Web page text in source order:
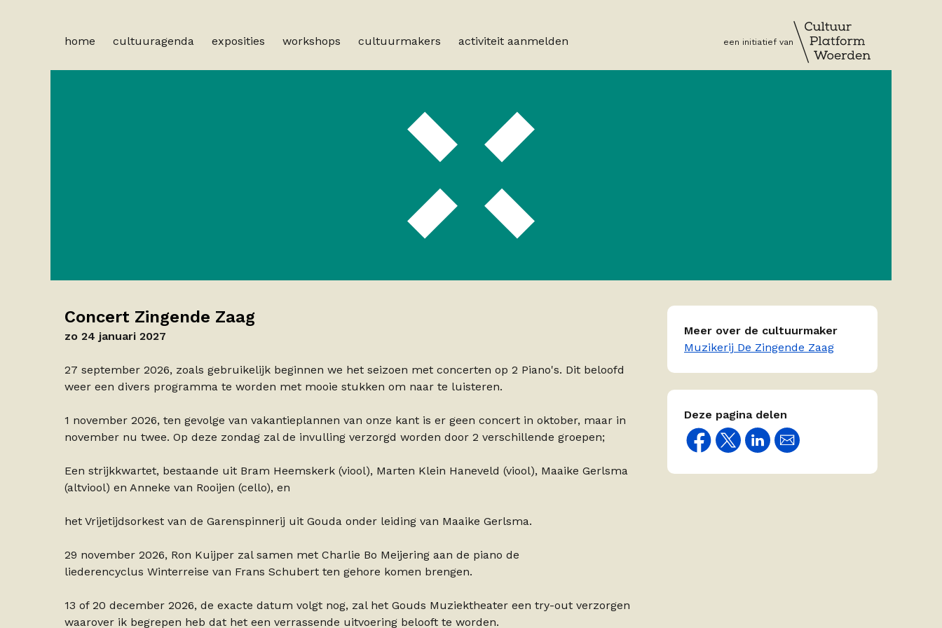
een initiatief van
home cultuuragenda exposities workshops cultuurmakers activiteit aanmelden
Concert Zingende Zaag
zo 24 januari 2027
27 september 2026, zoals gebruikelijk beginnen we het seizoen met concerten op 2 Piano's. Dit beloofd
weer een divers programma te worden met mooie stukken om naar te luisteren.
1 november 2026, ten gevolge van vakantieplannen van onze kant is er geen concert in oktober, maar in
november nu twee. Op deze zondag zal de invulling verzorgd worden door 2 verschillende groepen;
Een strijkkwartet, bestaande uit Bram Heemskerk (viool), Marten Klein Haneveld (viool), Maaike Gerlsma
(altviool) en Anneke van Rooijen (cello), en
het Vrijetijdsorkest van de Garenspinnerij uit Gouda onder leiding van Maaike Gerlsma.
29 november 2026, Ron Kuijper zal samen met Charlie Bo Meijering aan de piano de
liederencyclus Winterreise van Frans Schubert ten gehore komen brengen.
13 of 20 december 2026, de exacte datum volgt nog, zal het Gouds Muziektheater een try-out verzorgen
waarover ik begrepen heb dat het een verrassende uitvoering belooft te worden.
Meer over de cultuurmaker
Muzikerij De Zingende Zaag
Deze pagina delen